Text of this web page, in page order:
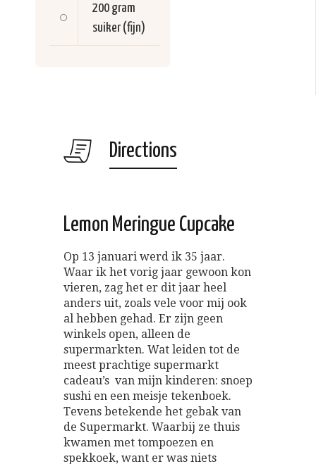
200 gram
suiker (fijn)
Directions
Lemon Meringue Cupcake
Op 13 januari werd ik 35 jaar.
Waar ik het vorig jaar gewoon kon
vieren, zag het er dit jaar heel
anders uit, zoals vele voor mij ook
al hebben gehad. Er zijn geen
winkels open, alleen de
supermarkten. Wat leiden tot de
meest prachtige supermarkt
cadeau’s van mijn kinderen: snoep
sushi en een meisje tekenboek.
Tevens betekende het gebak van
de Supermarkt. Waarbij ze thuis
kwamen met tompoezen en
spekkoek, want er was niets